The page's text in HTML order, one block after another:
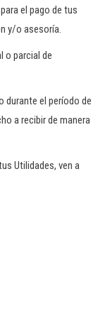
el pago de tus
y/o asesoría.
o parcial de
durante el período de
a recibir de manera
Utilidades, ven a